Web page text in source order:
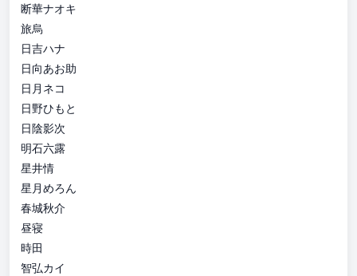
断華ナオキ
旅烏
日吉ハナ
日向あお助
日月ネコ
日野ひもと
日陰影次
明石六露
星井情
星月めろん
春城秋介
昼寝
時田
智弘カイ